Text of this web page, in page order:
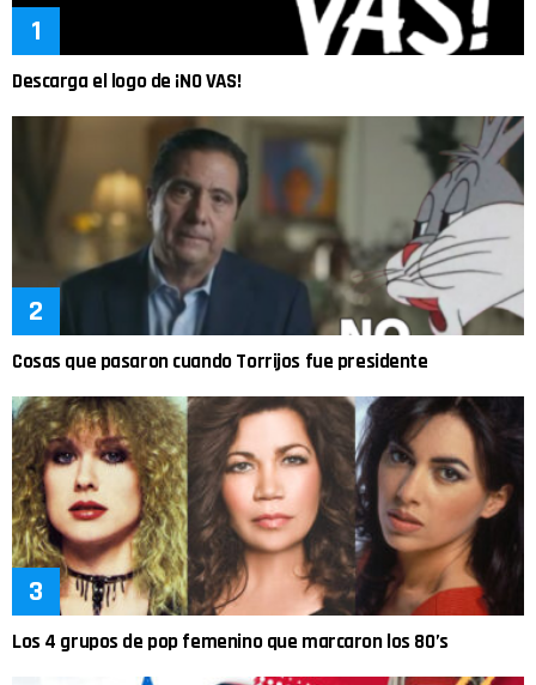
Descarga el logo de ¡NO VAS!
Cosas que pasaron cuando Torrijos fue presidente
Los 4 grupos de pop femenino que marcaron los 80’s